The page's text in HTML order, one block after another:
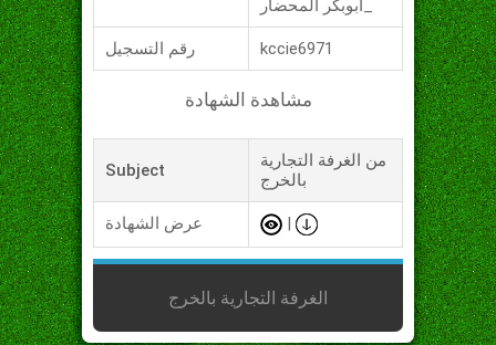
رقم التسجيل kccie6971
مشاهدة الشهادة
Subject
من الغرفة التجارية
بالخرج
عرض الشهادة
الغرفة التجارية بالخرج